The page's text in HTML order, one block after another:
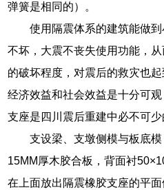
弹簧是相同的）。
使用隔震体系的建筑能做
不坏，大震不丧失使用功能，
的破坏程度，对震后的救灾也
经济效益和社会效益是十分可
支座是四川震后重建中必不可少
支设梁、支墩侧模与板底
15MM厚木胶合板，背面衬
在上面放出隔震橡胶支座的平